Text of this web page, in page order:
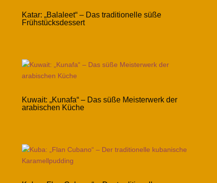
Katar: „Balaleet“ – Das traditionelle süße
Frühstücksdessert
Kuwait: „Kunafa“ – Das süße Meisterwerk der
arabischen Küche